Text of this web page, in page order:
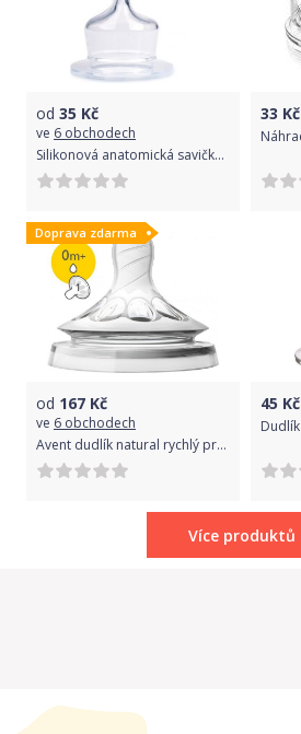
od 35 Kč
ve 6 obchodech
Silikonová anatomická savička 2 ks Canpol Babies, 6m+
33 Kč
Doprava zdarma
od 167 Kč
ve 6 obchodech
Avent dudlík natural rychlý průtok 2 ks bílá
45 Kč
Více produktů